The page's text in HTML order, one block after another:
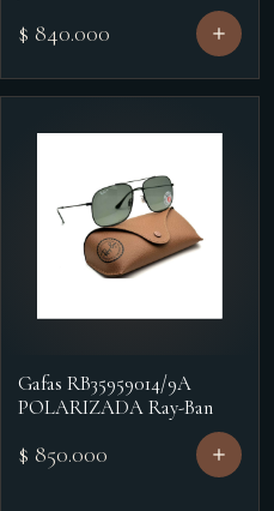
$ 840.000
Gafas RB35959014/9A
POLARIZADA Ray-Ban
$ 850.000